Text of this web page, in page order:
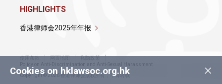
×
Cookies on hklawsoc.org.hk
HIGHLIGHTS
香港律师会2025年年报
使用条款 网页地图
私隐政策
Policy on Anti-Discrimination and Anti-Sexual Harassment
Copyright © 2026 香港律师会版权所有，不得转载